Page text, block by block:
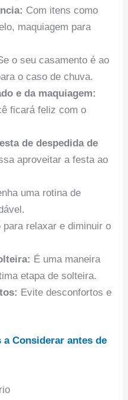
Com itens como
maquiagem para
o seu casamento é ao
o caso de chuva.
e da maquiagem:
ficará feliz com o
de despedida de
aproveitar a festa ao
uma rotina de
para relaxar e diminuir o
É uma maneira
etapa de solteira.
Evite desconfortos e
a Considerar antes de